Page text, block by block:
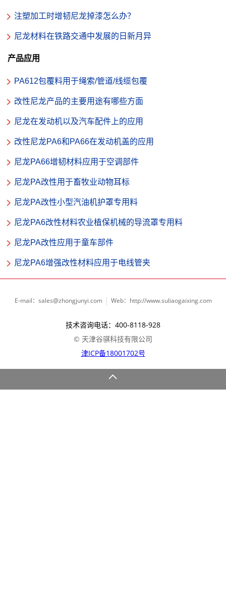
注塑加工时增韧尼龙掉漆怎么办？
尼龙材料在铁路交通中发展的日新月异
产品应用
PA612包覆料用于绳索/管道/线缆包覆
改性尼龙产品的主要用途有哪些方面
尼龙在发动机以及汽车配件上的应用
改性尼龙PA6和PA66在发动机盖的应用
尼龙PA66增韧材料应用于空调部件
尼龙PA改性用于畜牧业动物耳标
尼龙PA改性小型汽油机护罩专用料
尼龙PA6改性材料农业植保机械的导流罩专用料
尼龙PA改性应用于童车部件
尼龙PA6增强改性材料应用于电线管夹
E-mail：sales@zhongjunyi.com Web：http://www.suliaogaixing.com
技术咨询电话：400-8118-928
© 天津谷骐科技有限公司
津ICP备18001702号